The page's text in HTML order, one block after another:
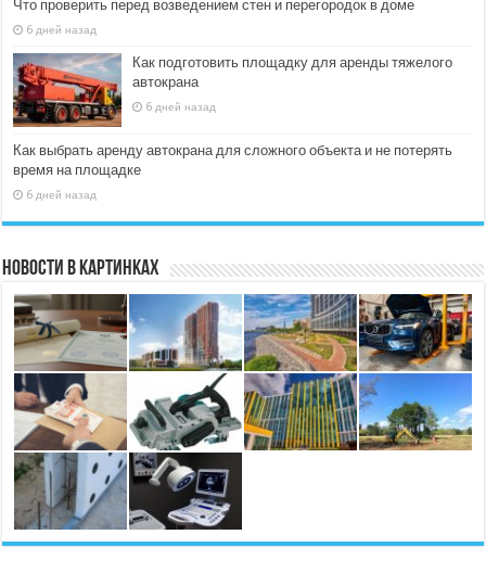
Что проверить перед возведением стен и перегородок в доме
6 дней назад
Как подготовить площадку для аренды тяжелого
автокрана
6 дней назад
Как выбрать аренду автокрана для сложного объекта и не потерять
время на площадке
6 дней назад
Новости в картинках